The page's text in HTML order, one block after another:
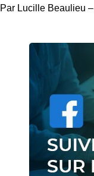
Par Lucille Beaulieu